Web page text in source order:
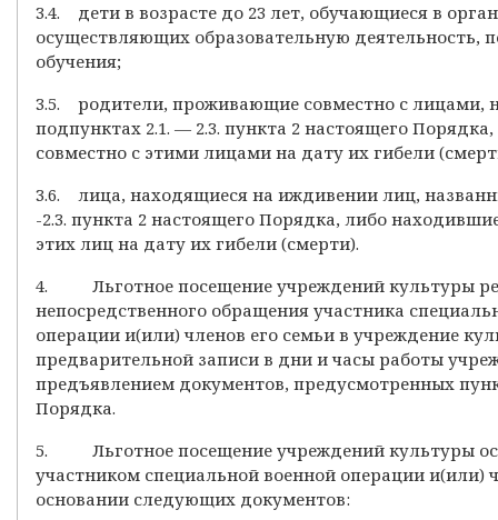
3.4. дети в возрасте до 23 лет, обучающиеся в
осуществляющих образовательную деятельность,
обучения;
3.5. родители, проживающие совместно с лицами,
подпунктах 2.1. — 2.3. пункта 2 настоящего
совместно с этими лицами на дату их гибели
3.6. лица, находящиеся на иждивении лиц,
-2.3. пункта 2 настоящего Порядка, либо
этих лиц на дату их гибели (смерти).
4. Льготное посещение учреждений культуры
непосредственного обращения участника
операции и(или) членов его семьи в учреждение
предварительной записи в дни и часы работы
предъявлением документов, предусмотренных
Порядка.
5. Льготное посещение учреждений культуры
участником специальной военной операции и(или)
основании следующих документов: